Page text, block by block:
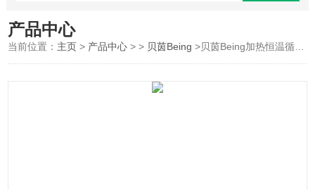
产品中心
当前位置： 主页 > 产品中心 > > 贝茵Being >贝茵Being加热恒温循环槽